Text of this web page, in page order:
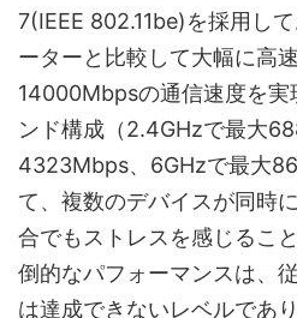
7(IEEE 802.11be)を採用し
ーターと比較して大幅に高
14000Mbpsの通信速度を実
ンド構成（2.4GHzで最大
4323Mbps、6GHzで最大
て、複数のデバイスが同時
合でもストレスを感じるこ
倒的なパフォーマンスは、
は達成できないレベルであ